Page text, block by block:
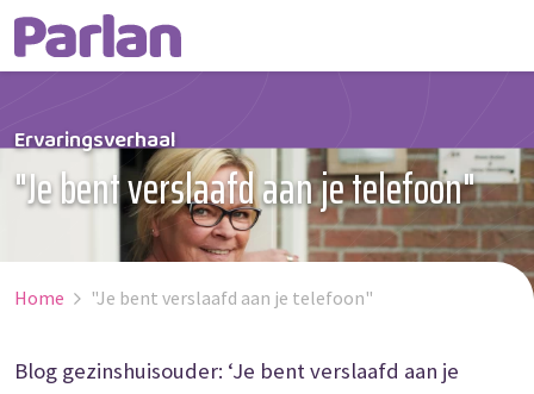
Ervaringsverhaal
"Je bent verslaafd aan je telefoon"
Home "Je bent verslaafd aan je telefoon"
Blog gezinshuisouder: ‘Je bent verslaafd aan je